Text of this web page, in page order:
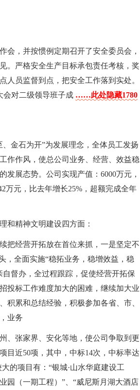
会，并按惯例定期召开了安全委员会，
。严格安全生产目标承包责任考核，奖
人员监督到点，把安全工作落到实处。
会对二级领导班子成 ……此处隐藏1780
金石为开”为发展理念，全体员工发扬
作作风，使总公司业务、经营、效益稳
展态势。公司实现产值：6000万元，
万元，比去年增长25%，超额完成全年
和精神文明建设四方面：
把经营开拓放在首位来抓，一是坚定不
，全面实施“稳拓业务，稳增效益，稳
督办，全过程跟踪，促使经营开拓保
投标工作难度加大的困难，继续加大业
积累和总结经验，积极参加各省、市、
业务
、张家界、安化等地，使公司争取到更
目近50项，其中，中标14次，中标率达
的项目有：“银城·山水华庭建设工
园（一期工程）”、“威尼斯月湖大酒店